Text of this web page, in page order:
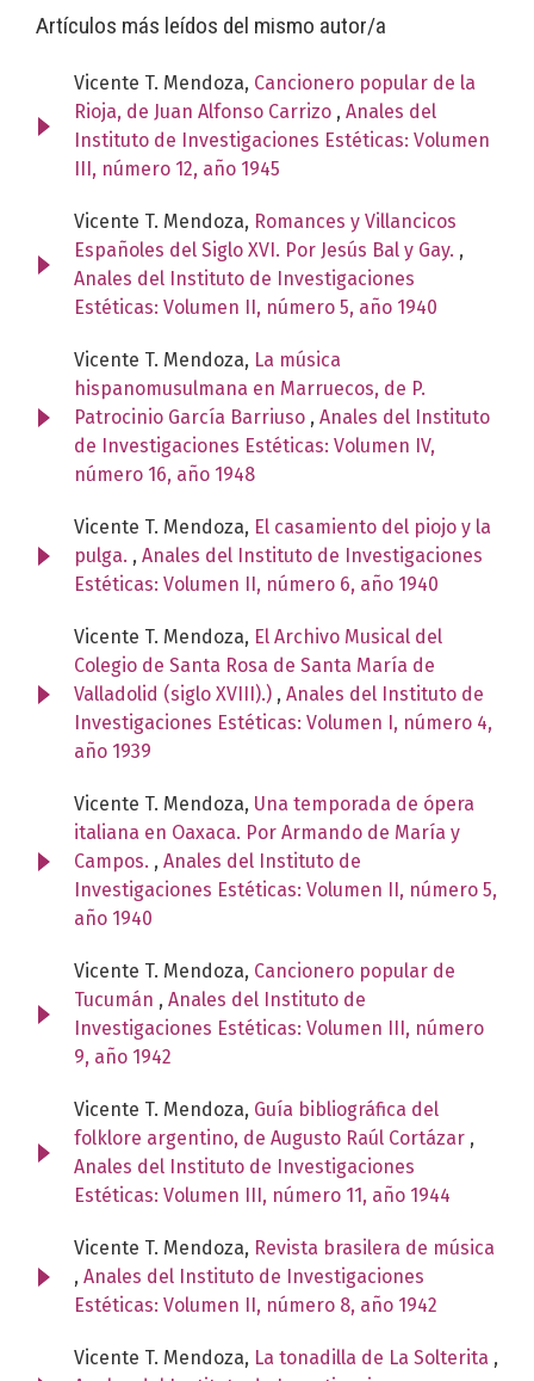
Artículos más leídos del mismo autor/a
Vicente T. Mendoza, Cancionero popular de la
Rioja, de Juan Alfonso Carrizo , Anales del
Instituto de Investigaciones Estéticas: Volumen
III, número 12, año 1945
Vicente T. Mendoza, Romances y Villancicos
Españoles del Siglo XVI. Por Jesús Bal y Gay. ,
Anales del Instituto de Investigaciones
Estéticas: Volumen II, número 5, año 1940
Vicente T. Mendoza, La música
hispanomusulmana en Marruecos, de P.
Patrocinio García Barriuso , Anales del Instituto
de Investigaciones Estéticas: Volumen IV,
número 16, año 1948
Vicente T. Mendoza, El casamiento del piojo y la
pulga. , Anales del Instituto de Investigaciones
Estéticas: Volumen II, número 6, año 1940
Vicente T. Mendoza, El Archivo Musical del
Colegio de Santa Rosa de Santa María de
Valladolid (siglo XVIII).) , Anales del Instituto de
Investigaciones Estéticas: Volumen I, número 4,
año 1939
Vicente T. Mendoza, Una temporada de ópera
italiana en Oaxaca. Por Armando de María y
Campos. , Anales del Instituto de
Investigaciones Estéticas: Volumen II, número 5,
año 1940
Vicente T. Mendoza, Cancionero popular de
Tucumán , Anales del Instituto de
Investigaciones Estéticas: Volumen III, número
9, año 1942
Vicente T. Mendoza, Guía bibliográfica del
folklore argentino, de Augusto Raúl Cortázar ,
Anales del Instituto de Investigaciones
Estéticas: Volumen III, número 11, año 1944
Vicente T. Mendoza, Revista brasilera de música
, Anales del Instituto de Investigaciones
Estéticas: Volumen II, número 8, año 1942
Vicente T. Mendoza, La tonadilla de La Solterita ,